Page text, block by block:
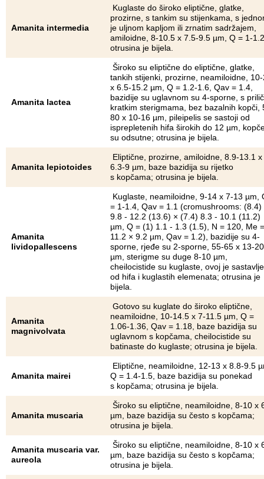
Amanita intermedia
Kuglaste do široko eliptične, glatke,
prozirne, s tankim su stijenkama, s
je uljnom kapljom ili zrnatim sadržajem,
amiloidne, 8-10.5 x 7.5-9.5 µm, Q = 1-
otrusina je bijela.
Amanita lactea
Široko su eliptične do eliptične, glatke,
tankih stijenki, prozirne, neamiloidne,
x 6.5-15.2 µm, Q = 1.2-1.6, Qav = 1.4,
bazidije su uglavnom su 4-sporne, s
kratkim sterigmama, bez bazalnih kopči,
80 x 10-16 µm, pileipelis se sastoji od
isprepletenih hifa širokih do 12 µm,
su odsutne; otrusina je bijela.
Amanita lepiotoides
Eliptične, prozirne, amiloidne, 8.9-13.1 x
6.3-9 µm, baze bazidija su rijetko
s kopčama; otrusina je bijela.
Amanita
lividopallescens
Kuglaste, neamiloidne, 9-14 x 7-13 µm,
= 1-1.4, Qav = 1.1 (cromushrooms: (8.4)
9.8 - 12.2 (13.6) × (7.4) 8.3 - 10.1 (11.2)
µm, Q = (1) 1.1 - 1.3 (1.5), N = 120, Me =
11.2 × 9.2 µm, Qav = 1.2), bazidije su 4-
sporne, rjeđe su 2-sporne, 55-65 x 13-20
µm, sterigme su duge 8-10 µm,
cheilocistide su kuglaste, ovoj je
od hifa i kuglastih elemenata; otrusina je
bijela.
Amanita
magnivolvata
Gotovo su kuglate do široko eliptične,
neamiloidne, 10-14.5 x 7-11.5 µm, Q =
1.06-1.36, Qav = 1.18, baze bazidija su
uglavnom s kopčama, cheilocistide su
batinaste do kuglaste; otrusina je bijela.
Amanita mairei
Eliptične, neamiloidne, 12-13 x 8.8-9.5
Q = 1.4-1.5, baze bazidija su ponekad
s kopčama; otrusina je bijela.
Amanita muscaria
Široko su eliptične, neamiloidne, 8-10 x
µm, baze bazidija su često s kopčama;
otrusina je bijela.
Amanita muscaria var.
aureola
Široko su eliptične, neamiloidne, 8-10 x
µm, baze bazidija su često s kopčama;
otrusina je bijela.